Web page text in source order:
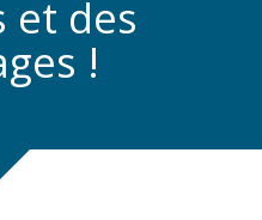
et des
!